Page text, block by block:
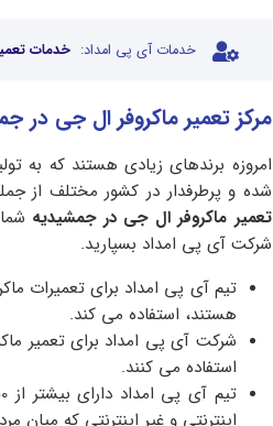
خدمات آی پی امداد: خدمات
مرکز تعمیر ماکروفر ال جی در
امروزه برندهای زیادی هستند که به
شده و پرطرفدار در کشور مختلف از
تعمیر ماکروفر ال جی در جمشیدیه
شرکت آی پی امداد بسپارید.
تیم آی پی امداد برای تعمیرات
هستند، استفاده می کند.
شرکت آی پی امداد برای تعمیر
استفاده می کنند.
اینترنتی و غیر اینترنتی که